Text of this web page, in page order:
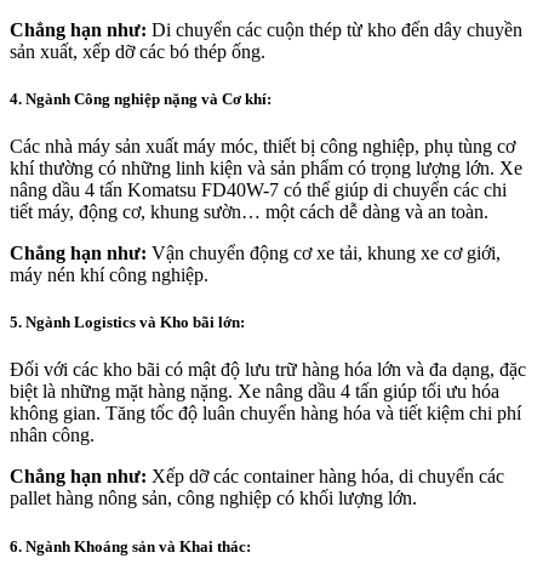
Chẳng hạn như: Di chuyển các cuộn thép từ kho đến dây chuyền
sản xuất, xếp dỡ các bó thép ống.
4. Ngành Công nghiệp nặng và Cơ khí:
Các nhà máy sản xuất máy móc, thiết bị công nghiệp, phụ tùng cơ
khí thường có những linh kiện và sản phẩm có trọng lượng lớn. Xe
nâng dầu 4 tấn Komatsu FD40W-7 có thể giúp di chuyển các chi
tiết máy, động cơ, khung sườn… một cách dễ dàng và an toàn.
Chẳng hạn như: Vận chuyển động cơ xe tải, khung xe cơ giới,
máy nén khí công nghiệp.
5. Ngành Logistics và Kho bãi lớn:
Đối với các kho bãi có mật độ lưu trữ hàng hóa lớn và đa dạng, đặc
biệt là những mặt hàng nặng. Xe nâng dầu 4 tấn giúp tối ưu hóa
không gian. Tăng tốc độ luân chuyển hàng hóa và tiết kiệm chi phí
nhân công.
Chẳng hạn như: Xếp dỡ các container hàng hóa, di chuyển các
pallet hàng nông sản, công nghiệp có khối lượng lớn.
6. Ngành Khoáng sản và Khai thác: